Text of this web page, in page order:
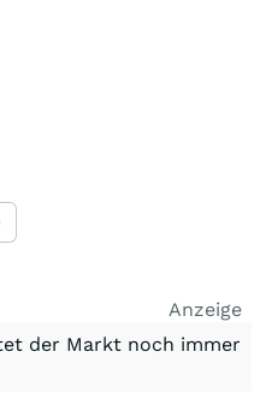
Anzeige
der Markt noch immer